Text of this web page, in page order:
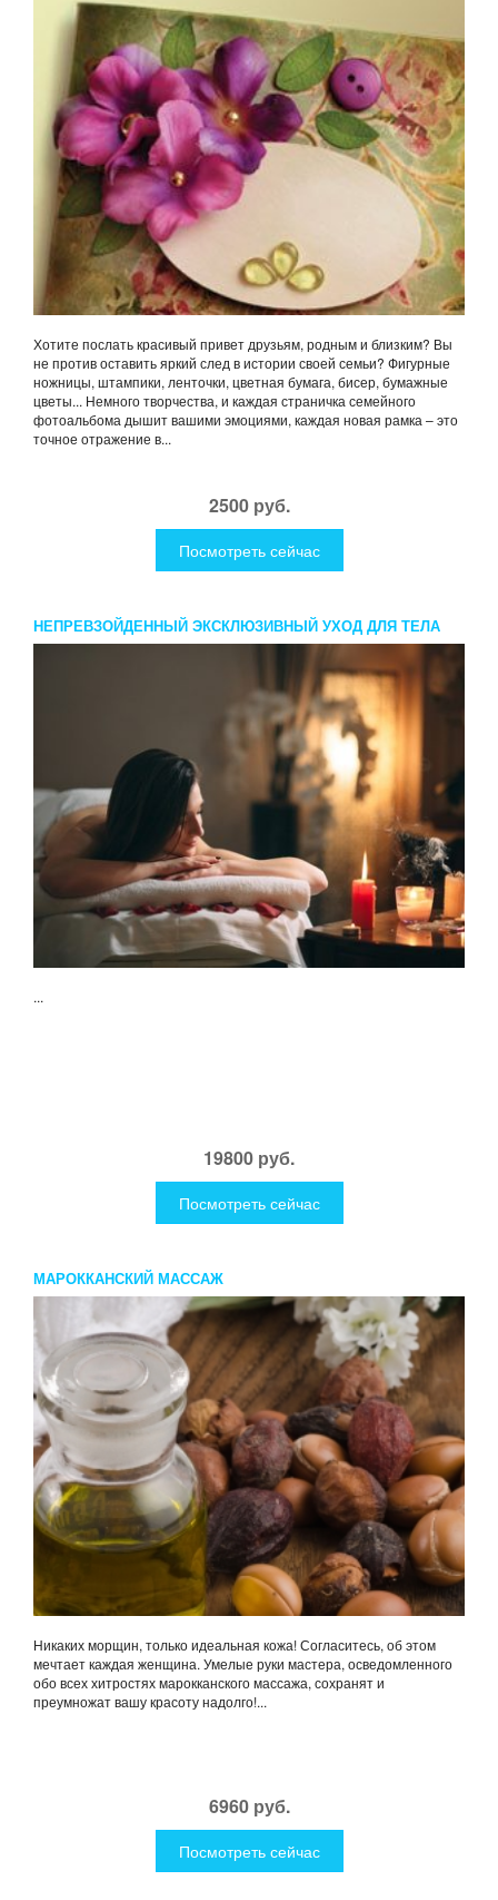
Хотите послать красивый привет друзьям, родным и близким? Вы
не против оставить яркий след в истории своей семьи? Фигурные
ножницы, штампики, ленточки, цветная бумага, бисер, бумажные
цветы... Немного творчества, и каждая страничка семейного
фотоальбома дышит вашими эмоциями, каждая новая рамка – это
точное отражение в...
2500 руб.
Посмотреть сейчас
НЕПРЕВЗОЙДЕННЫЙ ЭКСКЛЮЗИВНЫЙ УХОД ДЛЯ ТЕЛА
...
19800 руб.
Посмотреть сейчас
МАРОККАНСКИЙ МАССАЖ
Никаких морщин, только идеальная кожа! Согласитесь, об этом
мечтает каждая женщина. Умелые руки мастера, осведомленного
обо всех хитростях марокканского массажа, сохранят и
преумножат вашу красоту надолго!...
6960 руб.
Посмотреть сейчас